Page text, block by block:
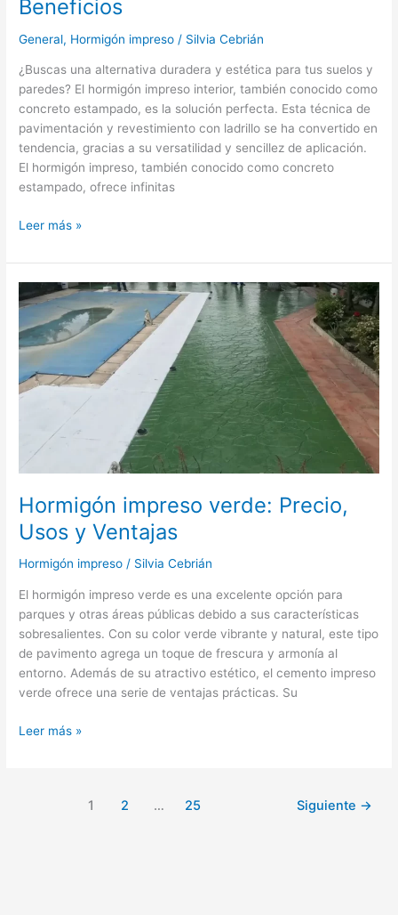
Beneficios
General, Hormigón impreso / Silvia Cebrián
¿Buscas una alternativa duradera y estética para tus suelos y
paredes? El hormigón impreso interior, también conocido como
concreto estampado, es la solución perfecta. Esta técnica de
pavimentación y revestimiento con ladrillo se ha convertido en
tendencia, gracias a su versatilidad y sencillez de aplicación.
El hormigón impreso, también conocido como concreto
estampado, ofrece infinitas
Leer más »
Hormigón impreso verde: Precio,
Usos y Ventajas
Hormigón impreso / Silvia Cebrián
El hormigón impreso verde es una excelente opción para
parques y otras áreas públicas debido a sus características
sobresalientes. Con su color verde vibrante y natural, este tipo
de pavimento agrega un toque de frescura y armonía al
entorno. Además de su atractivo estético, el cemento impreso
verde ofrece una serie de ventajas prácticas. Su
Hormigón
impreso
verde:
Precio,
Usos
y
Leer más »
1 2 … 25 Siguiente →